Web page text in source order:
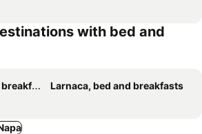
with bed and
Larnaca, bed and breakfasts